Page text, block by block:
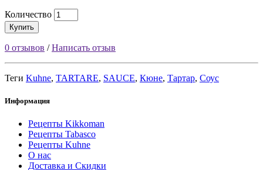
Количество
Купить
0 отзывов /Написать отзыв
Теги Kuhne, TARTARE, SAUCE, Кюне, Тартар, Соус
Информация
Рецепты Kikkoman
Рецепты Tabasco
Рецепты Kuhne
О нас
Доставка и Скидки